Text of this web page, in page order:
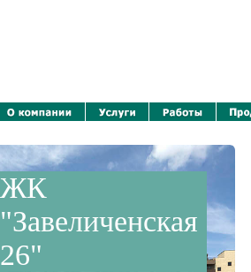
ЖК
"Завеличенская
26"